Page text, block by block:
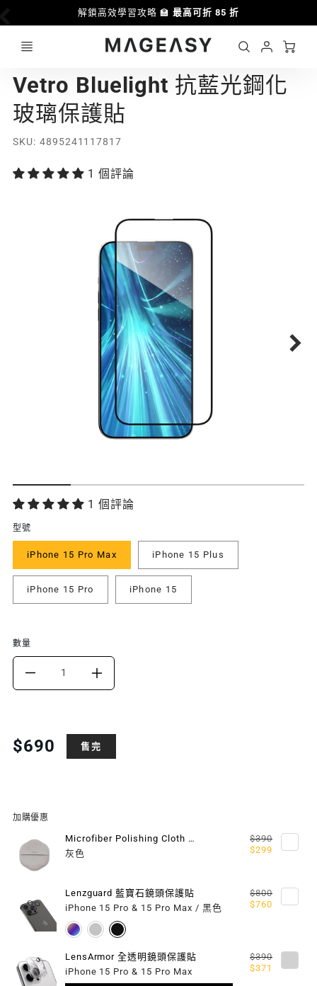
解鎖高效學習攻略 🏫 最高可折 85 折
Login
MAGEASY
Vetro Bluelight 抗藍光鋼化
玻璃保護貼
SKU 4895241117817
1 個評論
功
能
特
色
1 個評論
Translation
missing:
$690 售完
型號
iPhone 15 Pro Max iPhone 15 Plus
iPhone 15 Pro iPhone 15
數量
DECREASE
FOR
VETRO
抗
藍
光
鋼
化
璃
INCREASE
FOR
VETRO
藍
鋼
化
璃
加購優惠
Microfiber Polishing Cloth 超細纖維擦拭布
灰色
$390
$299
Lenzguard 藍寶石鏡頭保護貼
iPhone 15 Pro & 15 Pro Max / 黑色
$800
$760
LensArmor 全透明鏡頭保護貼
iPhone 15 Pro & 15 Pro Max
$390
$371